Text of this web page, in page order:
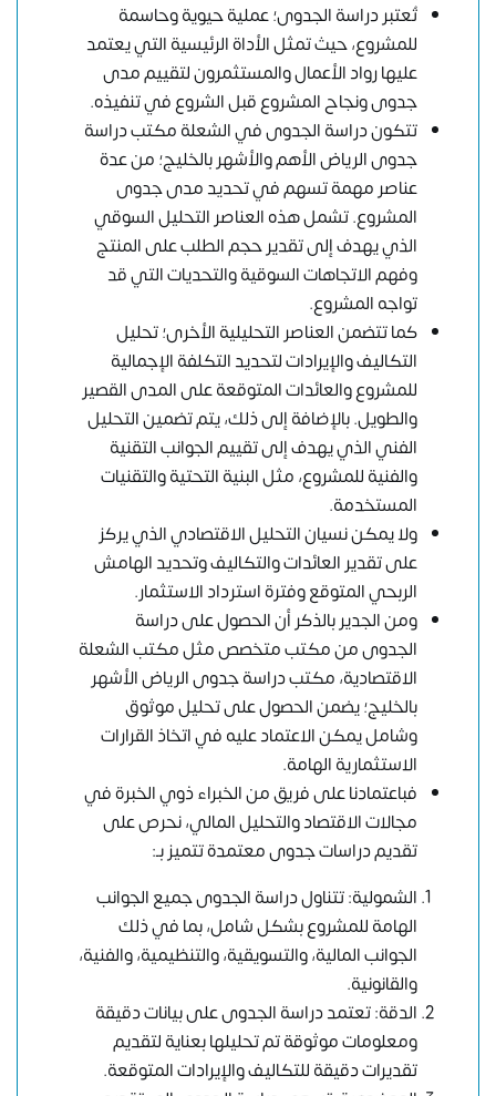
تُعتبر دراسة الجدوى؛ عملية حيوية وحاسمة
للمشروع، حيث تمثل الأداة الرئيسية التي يعتمد
عليها رواد الأعمال والمستثمرون لتقييم مدى
جدوى ونجاح المشروع قبل الشروع في تنفيذه.
تتكون دراسة الجدوى في الشعلة مكتب دراسة
جدوى الرياض الأهم والأشهر بالخليج؛ من عدة
عناصر مهمة تسهم في تحديد مدى جدوى
المشروع. تشمل هذه العناصر التحليل السوقي
الذي يهدف إلى تقدير حجم الطلب على المنتج
وفهم الاتجاهات السوقية والتحديات التي قد
تواجه المشروع.
كما تتضمن العناصر التحليلية الأخرى؛ تحليل
التكاليف والإيرادات لتحديد التكلفة الإجمالية
للمشروع والعائدات المتوقعة على المدى القصير
والطويل. بالإضافة إلى ذلك، يتم تضمين التحليل
الفني الذي يهدف إلى تقييم الجوانب التقنية
والفنية للمشروع، مثل البنية التحتية والتقنيات
المستخدمة.
ولا يمكن نسيان التحليل الاقتصادي الذي يركز
على تقدير العائدات والتكاليف وتحديد الهامش
الربحي المتوقع وفترة استرداد الاستثمار.
ومن الجدير بالذكر أن الحصول على دراسة
الجدوى من مكتب متخصص مثل مكتب الشعلة
الاقتصادية، مكتب دراسة جدوى الرياض الأشهر
بالخليج؛ يضمن الحصول على تحليل موثوق
وشامل يمكن الاعتماد عليه في اتخاذ القرارات
الاستثمارية الهامة.
فباعتمادنا على فريق من الخبراء ذوي الخبرة في
مجالات الاقتصاد والتحليل المالي، نحرص على
تقديم دراسات جدوى معتمدة تتميز بـ:
الشمولية: تتناول دراسة الجدوى جميع الجوانب
الهامة للمشروع بشكل شامل، بما في ذلك
الجوانب المالية، والتسويقية، والتنظيمية، والفنية،
والقانونية.
الدقة: تعتمد دراسة الجدوى على بيانات دقيقة
ومعلومات موثوقة تم تحليلها بعناية لتقديم
تقديرات دقيقة للتكاليف والإيرادات المتوقعة.